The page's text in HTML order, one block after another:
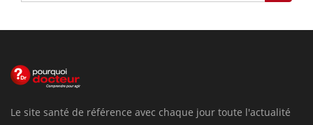
Le site santé de référence avec chaque jour toute l'actualité